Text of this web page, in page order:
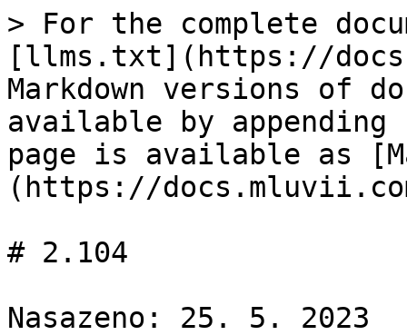
> For the complete
[llms.txt](https://
Markdown versions of
available by
page is available as
(https://
# 2.104
Nasazeno: 25. 5. 2023